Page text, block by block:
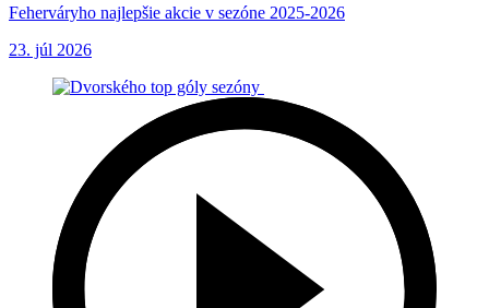
Feherváryho najlepšie akcie v sezóne 2025-2026
23. júl 2026